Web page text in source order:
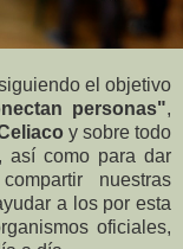
el objetivo
personas",
y sobre todo
así como para dar
nuestras
a los por esta
oficiales,